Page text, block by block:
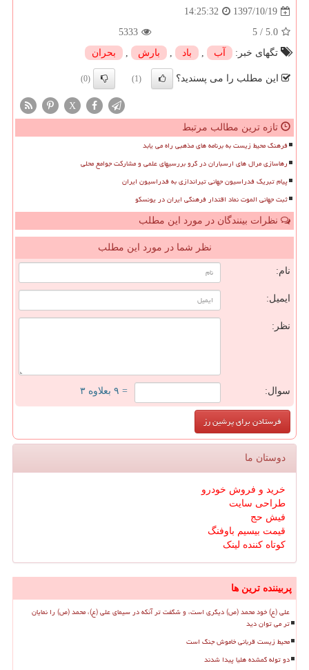
1397/10/19
14:25:32
5.0
/
5
5333
تگهای خبر:
آب , باد , بارش , بحران
این مطلب را می پسندید؟ (1)
(0)
X
تازه ترین مطالب مرتبط
فرهنگ محیط زیست به برنامه های مذهبی راه می یابد
رهاسازی مرال های ارسباران در گرو بررسیهای علمی و مشارکت جوامع محلی
پیام تبریک فدراسیون جهانی تیراندازی به فدراسیون ایران
ثبت جهانی الموت نماد اقتدار فرهنگی ایران در یونسکو
نظرات بینندگان در مورد این مطلب
نظر شما در مورد این مطلب
نام:
ایمیل:
نظر:
سوال: = ۹ بعلاوه ۳
دوستان ما
خرید و فروش خودرو
طراحی سایت
فیش حج
قیمت بیسیم باوفنگ
کوتاه کننده لینک
پربیننده ترین ها
علی (ع) خود محمد (ص) دیگری است، و شگفت تر آنکه در سیمای علی (ع)، محمد (ص) را نمایان
تر می توان دید
محیط زیست قربانی خاموش جنگ است
دو توله گمشده هلیا پیدا شدند